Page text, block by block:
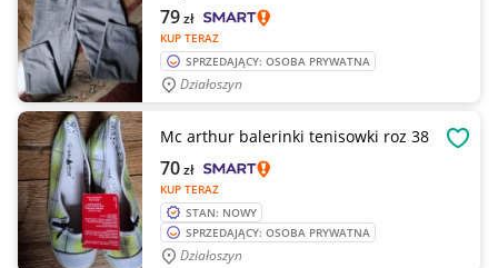
KUP TERAZ
79zł
SPRZEDAJĄCY: OSOBA PRYWATNA
Działoszyn
Mc arthur balerinki tenisowki roz 38
KUP TERAZ
70zł
STAN: NOWY
SPRZEDAJĄCY: OSOBA PRYWATNA
Działoszyn